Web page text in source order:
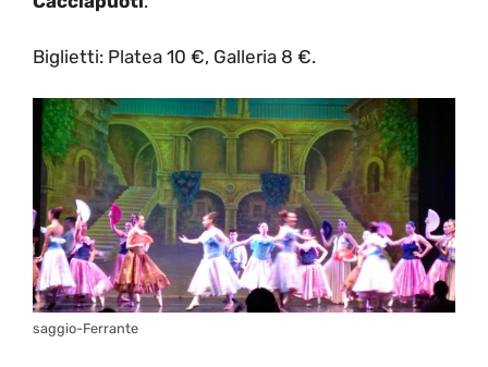
Biglietti: Platea 10 €, Galleria 8 €.
saggio-Ferrante